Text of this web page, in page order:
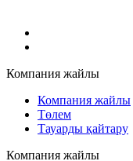
Компания жайлы
Компания жайлы
Төлем
Тауарды қайтару
Компания жайлы